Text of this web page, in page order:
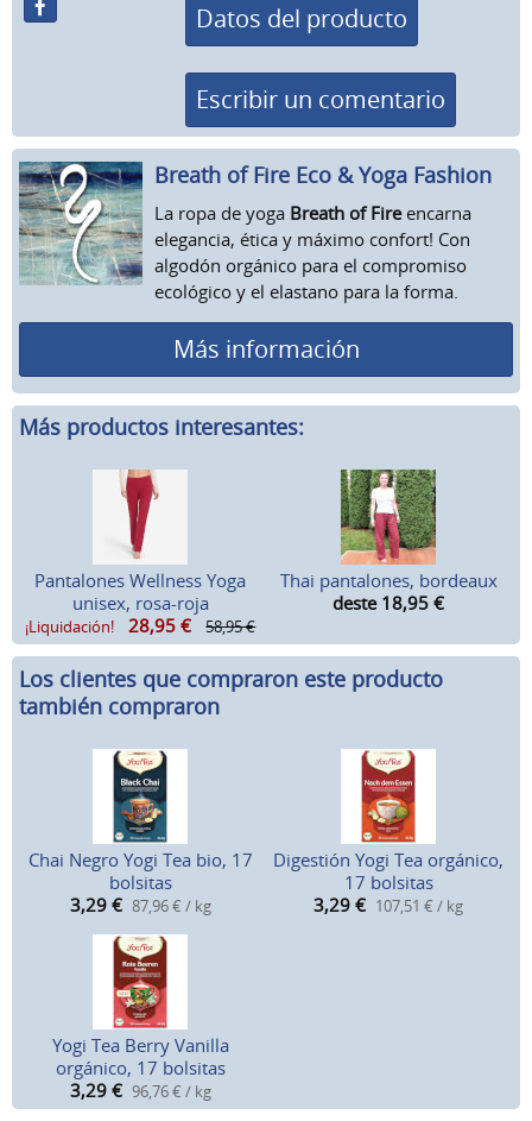
Datos del producto
Escribir un comentario
Breath of Fire Eco & Yoga Fashion
La ropa de yoga Breath of Fireencarna
elegancia, ética y máximo confort! Con
algodón orgánico para el compromiso
ecológico y el elastano para la forma.
Más información
Más productos interesantes:
Pantalones Wellness Yoga
unisex, rosa-roja
¡Liquidación! 28,95 € 58,95 €
Thai pantalones, bordeaux
deste 18,95 €
Los clientes que compraron este producto
también compraron
Chai Negro Yogi Tea bio, 17
bolsitas
3,29 € 87,96 € / kg
Digestión Yogi Tea orgánico,
17 bolsitas
3,29 € 107,51 € / kg
Yogi Tea Berry Vanilla
orgánico, 17 bolsitas
3,29 € 96,76 € / kg